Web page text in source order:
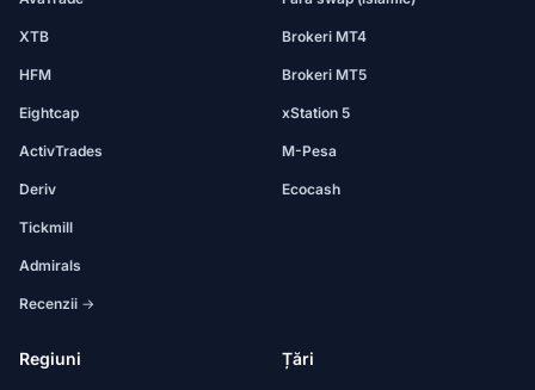
XTB
HFM
Eightcap
ActivTrades
Deriv
Tickmill
Admirals
Recenzii →
Brokeri MT4
Brokeri MT5
xStation 5
M-Pesa
Ecocash
Regiuni Țări